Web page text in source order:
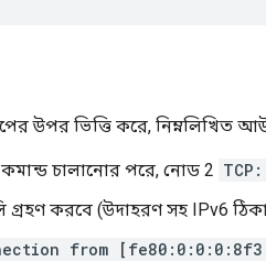
উপর ভিত্তি করে, নিম্নলিখিত
কমান্ড চালানোর পরে, নোড 2
করবে (উদাহরণ সহ IPv6
from